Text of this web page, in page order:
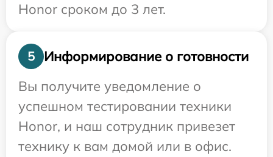
Honor сроком до 3 лет.
5
Информирование о готовности
Вы получите уведомление о
успешном тестировании техники
Honor, и наш сотрудник привезет
технику к вам домой или в офис.